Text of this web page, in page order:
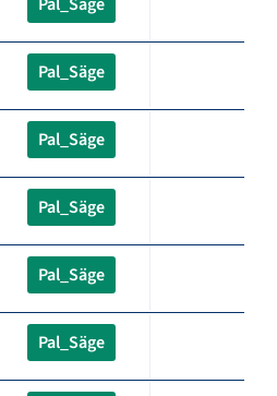
Pal_Säge
Pal_Säge
Pal_Säge
Pal_Säge
Pal_Säge